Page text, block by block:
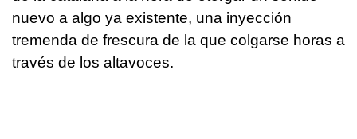
nuevo a algo ya existente, una inyección
tremenda de frescura de la que colgarse horas a
través de los altavoces.